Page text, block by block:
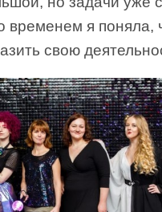
временем я поняла,
свою